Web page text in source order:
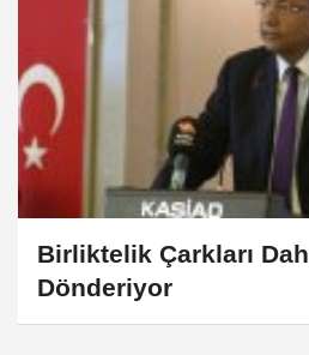
Birliktelik Çarkları
Dönderiyor